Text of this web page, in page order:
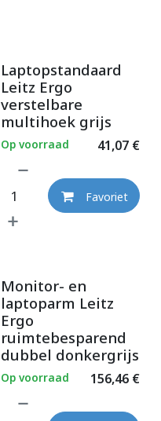
Laptopstandaard
Leitz Ergo
verstelbare
multihoek grijs
41,07€
Op voorraad
Favoriet
Monitor- en
laptoparm Leitz
Ergo
ruimtebesparend
dubbel donkergrijs
156,46€
Op voorraad